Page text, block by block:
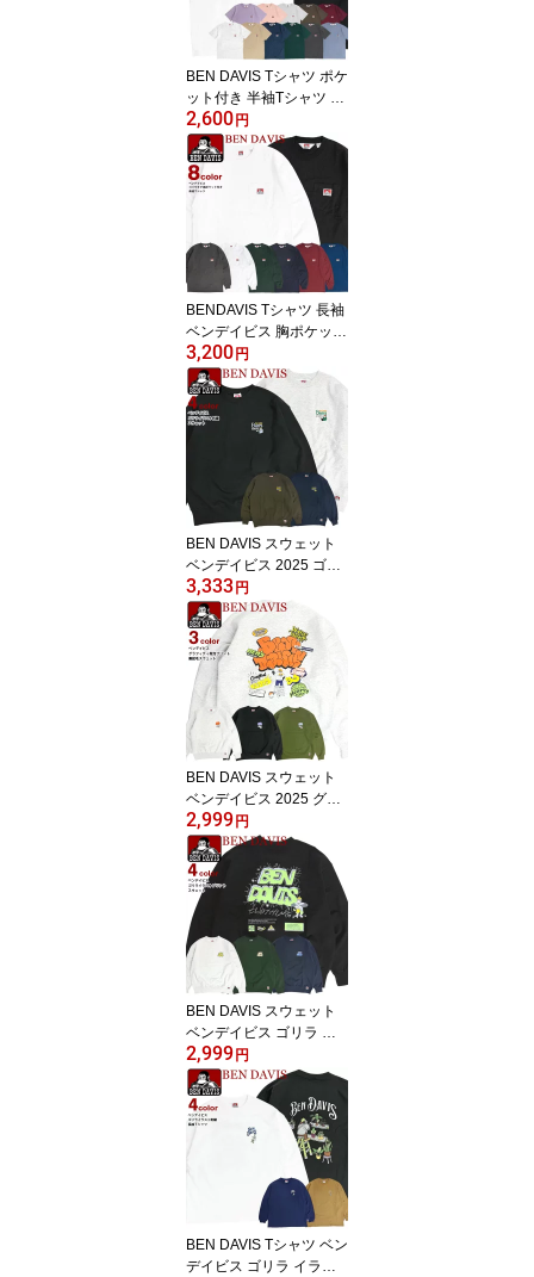
BEN DAVIS Tシャツ ポケ
ット付き 半袖Tシャツ メ
ンズ ベンデイビス ポケ
ットTシャツ ゴリラアイ
コン ブランドタグ ワン
ポイント トップス ベン
デビ ポケT 半袖 無地 ク
ルーネック カジュアル
アメカジ メンズファッシ
ョン BEN-1128
2,600 円
BENDAVIS Tシャツ 長袖
ベンデイビス 胸ポケット
長袖Tシャツ メンズ 無地
ロンT クルーネック ベン
デービス ゴリラ ポケッ
トT ブランドタグ ワンポ
イント ポケT アメカジ カ
ジュアル トップス BEN-
3,200 円
BEN DAVIS スウェット
ベンデイビス 2025 ゴリ
ラ 刺繍 トレーナー メン
ズ ベンデイヴィス Bens
裏毛 クルーネック スエ
ット 裏パイル ユニセッ
クス bendavis アメカジ
ストリート カジュアル
秋冬 トップス BEN-2143
3,333 円
BEN DAVIS スウェット
ベンデイビス 2025 グラ
フィティ ロゴ 発泡プリ
ント 裏起毛 トレーナー
メンズ ゴリラ バックプ
リント クルーネック ス
エット ユニセックス ス
トリート カジュアル 秋
冬 トップス BEN-2140
2,999 円
BEN DAVIS スウェット
ベンデイビス ゴリラ イ
ラスト ロゴ 発泡プリン
ト トレーナー メンズ ベ
ンデイヴィス 裏毛 クル
ーネック バックプリント
スエット 裏パイル ユニ
セックス ストリート カ
ジュアル BEN-2148
2,999 円
BEN DAVIS Tシャツ ベン
デイビス ゴリラ イラス